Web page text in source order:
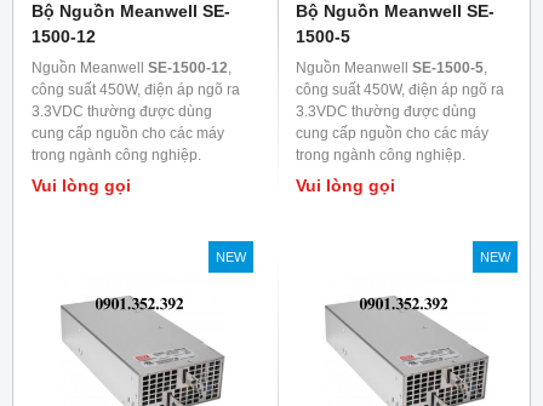
Bộ Nguồn Meanwell SE-
1500-12
Nguồn Meanwell SE-1500-12,
công suất 450W, điện áp ngõ ra
3.3VDC thường được dùng
cung cấp nguồn cho các máy
trong ngành công nghiệp.
Vui lòng gọi
Bộ Nguồn Meanwell SE-
1500-5
Nguồn Meanwell SE-1500-5,
công suất 450W, điện áp ngõ ra
3.3VDC thường được dùng
cung cấp nguồn cho các máy
trong ngành công nghiệp.
Vui lòng gọi
NEW NEW